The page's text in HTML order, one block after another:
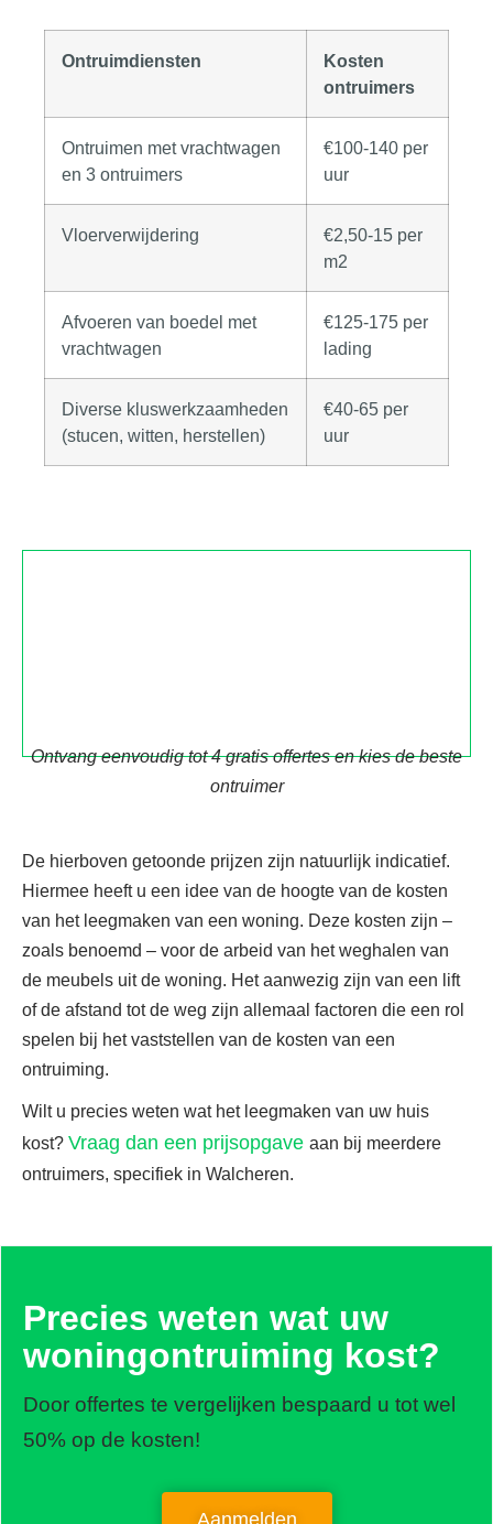
Ontruimdiensten
Kosten
ontruimers
Ontruimen met vrachtwagen
en 3 ontruimers
€100-140 per
uur
Vloerverwijdering
€2,50-15 per
m2
Afvoeren van boedel met
vrachtwagen
€125-175 per
lading
Diverse kluswerkzaamheden
(stucen, witten, herstellen)
€40-65 per
uur
Ontvang eenvoudig tot 4 gratis offertes en kies de beste
ontruimer
De hierboven getoonde prijzen zijn natuurlijk indicatief.
Hiermee heeft u een idee van de hoogte van de kosten
van het leegmaken van een woning. Deze kosten zijn –
zoals benoemd – voor de arbeid van het weghalen van
de meubels uit de woning. Het aanwezig zijn van een lift
of de afstand tot de weg zijn allemaal factoren die een rol
spelen bij het vaststellen van de kosten van een
ontruiming.
Wilt u precies weten wat het leegmaken van uw huis
kost? Vraag dan een prijsopgave aan bij meerdere
ontruimers, specifiek in Walcheren.
Precies weten wat uw
woningontruiming kost?
Door offertes te vergelijken bespaard u tot wel
50% op de kosten!
Aanmelden